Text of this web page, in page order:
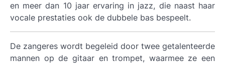
en meer dan 10 jaar ervaring in jazz, die naast haar
vocale prestaties ook de dubbele bas bespeelt.
De zangeres wordt begeleid door twee getalenteerde
mannen op de gitaar en trompet, waarmee ze een